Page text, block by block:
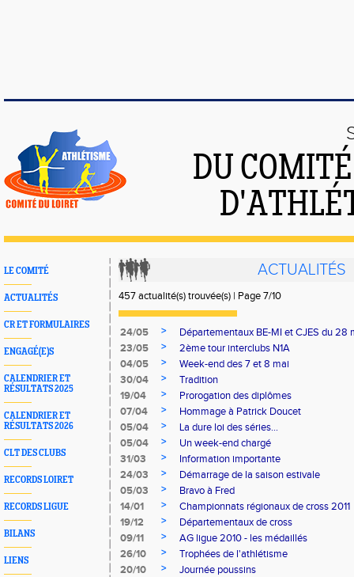
DU
LE COMITÉ
ACTUALITÉS
CR ET FORMULAIRES
ENGAGÉ(E)S
CALENDRIER ET
RÉSULTATS 2025
CALENDRIER ET
RÉSULTATS 2026
CLT DES CLUBS
RECORDS LOIRET
RECORDS LIGUE
BILANS
LIENS
ACTUALITÉS
457 actualité(s) trouvée(s) | Page 7/10
24/05 >
Départementaux BE-MI et CJES du 28
23/05
>
2ème tour interclubs N1A
04/05
>
Week-end des 7 et 8 mai
30/04
>
Tradition
19/04
>
Prorogation des diplômes
07/04
>
Hommage à Patrick Doucet
05/04
>
La dure loi des séries...
05/04
>
Un week-end chargé
31/03
>
Information importante
24/03
>
Démarrage de la saison estivale
05/03
>
Bravo à Fred
14/01
>
Championnats régionaux de cross 2011
19/12
>
Départementaux de cross
09/11
>
AG ligue 2010 - les médaillés
26/10
>
Trophées de l'athlétisme
20/10
>
Journée poussins